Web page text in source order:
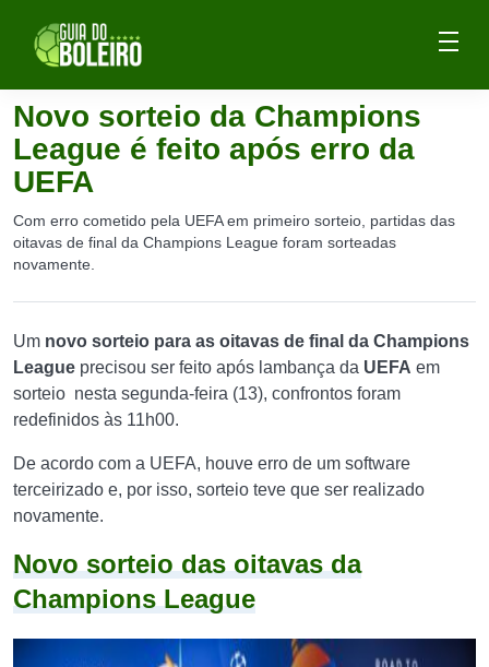
Novo sorteio da Champions
League é feito após erro da
UEFA
Com erro cometido pela UEFA em primeiro sorteio, partidas das
oitavas de final da Champions League foram sorteadas
novamente.
Um novo sorteio para as oitavas de final da Champions
League precisou ser feito após lambança da UEFA em
sorteio nesta segunda-feira (13), confrontos foram
redefinidos às 11h00.
De acordo com a UEFA, houve erro de um software
terceirizado e, por isso, sorteio teve que ser realizado
novamente.
Novo sorteio das oitavas da
Champions League